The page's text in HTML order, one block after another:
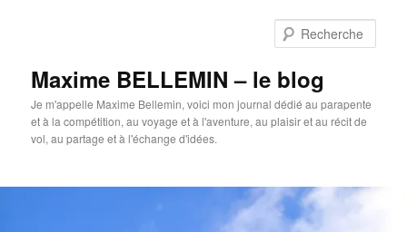
Maxime BELLEMIN – le blog
Je m'appelle Maxime Bellemin, voici mon journal dédié au parapente
et à la compétition, au voyage et à l'aventure, au plaisir et au récit de
vol, au partage et à l'échange d'idées.